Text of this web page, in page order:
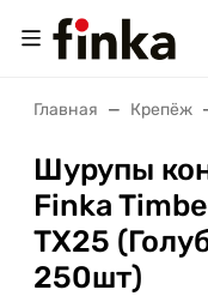
Главная Крепёж
Шурупы
Finka
TX25
250шт)